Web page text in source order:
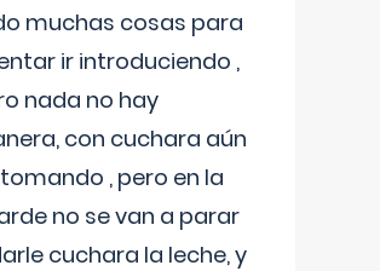
muchas cosas para
ir introduciendo ,
nada no hay
con cuchara aún
, pero en la
no se van a parar
cuchara la leche, y